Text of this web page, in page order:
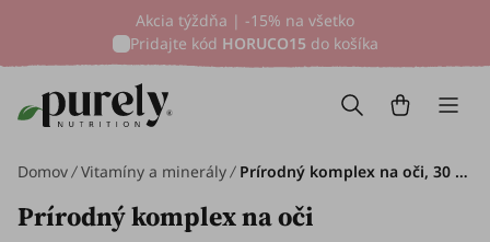
Akcia týždňa | -15% na všetko
Pridajte kód HORUCO15 do košíka
Domov Vitamíny a minerály Prírodný komplex na oči, 30 mäkkých kapsúl
Prírodný komplex na oči